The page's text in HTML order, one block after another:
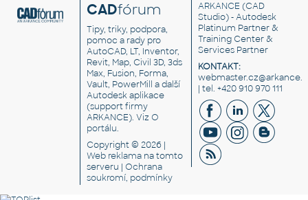
CADfórum
Tipy, triky, podpora,
pomoc a rady pro
AutoCAD, LT, Inventor,
Revit, Map, Civil 3D, 3ds
Max, Fusion, Forma,
Vault, PowerMill a další
Autodesk aplikace
(support firmy
ARKANCE). VizO
portálu.
Copyright © 2026 |
Web reklama na tomto
serveru |Ochrana
soukromí, podmínky
ARKANCE (CAD
Studio) - Autodesk
Platinum Partner &
Training Center &
Services Partner
KONTAKT:
| tel. +420 910 970 111